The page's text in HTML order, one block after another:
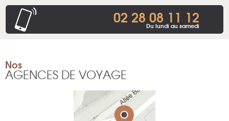
02 28 08 11 12
Du lundi au samedi
Nos
AGENCES DE VOYAGE